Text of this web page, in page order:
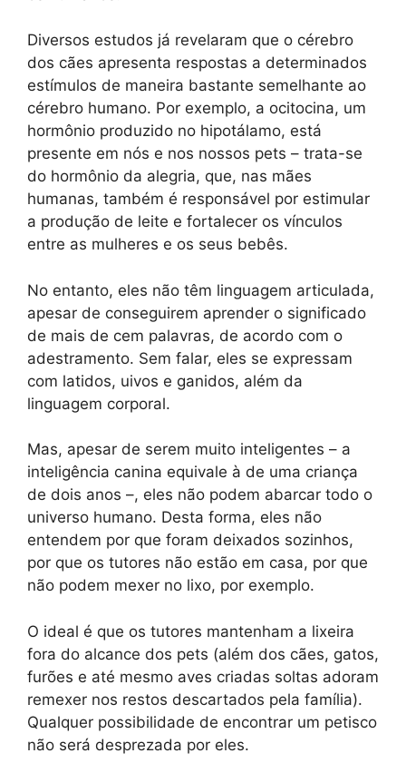
Diversos estudos já revelaram que o cérebro
dos cães apresenta respostas a determinados
estímulos de maneira bastante semelhante ao
cérebro humano. Por exemplo, a ocitocina, um
hormônio produzido no hipotálamo, está
presente em nós e nos nossos pets – trata-se
do hormônio da alegria, que, nas mães
humanas, também é responsável por estimular
a produção de leite e fortalecer os vínculos
entre as mulheres e os seus bebês.
No entanto, eles não têm linguagem articulada,
apesar de conseguirem aprender o significado
de mais de cem palavras, de acordo com o
adestramento. Sem falar, eles se expressam
com latidos, uivos e ganidos, além da
linguagem corporal.
Mas, apesar de serem muito inteligentes – a
inteligência canina equivale à de uma criança
de dois anos –, eles não podem abarcar todo o
universo humano. Desta forma, eles não
entendem por que foram deixados sozinhos,
por que os tutores não estão em casa, por que
não podem mexer no lixo, por exemplo.
O ideal é que os tutores mantenham a lixeira
fora do alcance dos pets (além dos cães, gatos,
furões e até mesmo aves criadas soltas adoram
remexer nos restos descartados pela família).
Qualquer possibilidade de encontrar um petisco
não será desprezada por eles.